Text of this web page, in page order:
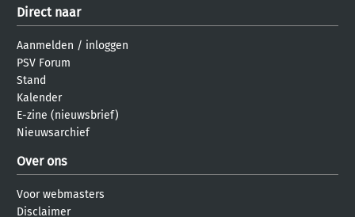
Direct naar
Aanmelden / inloggen
PSV Forum
Stand
Kalender
E-zine (nieuwsbrief)
Nieuwsarchief
Over ons
Voor webmasters
Disclaimer